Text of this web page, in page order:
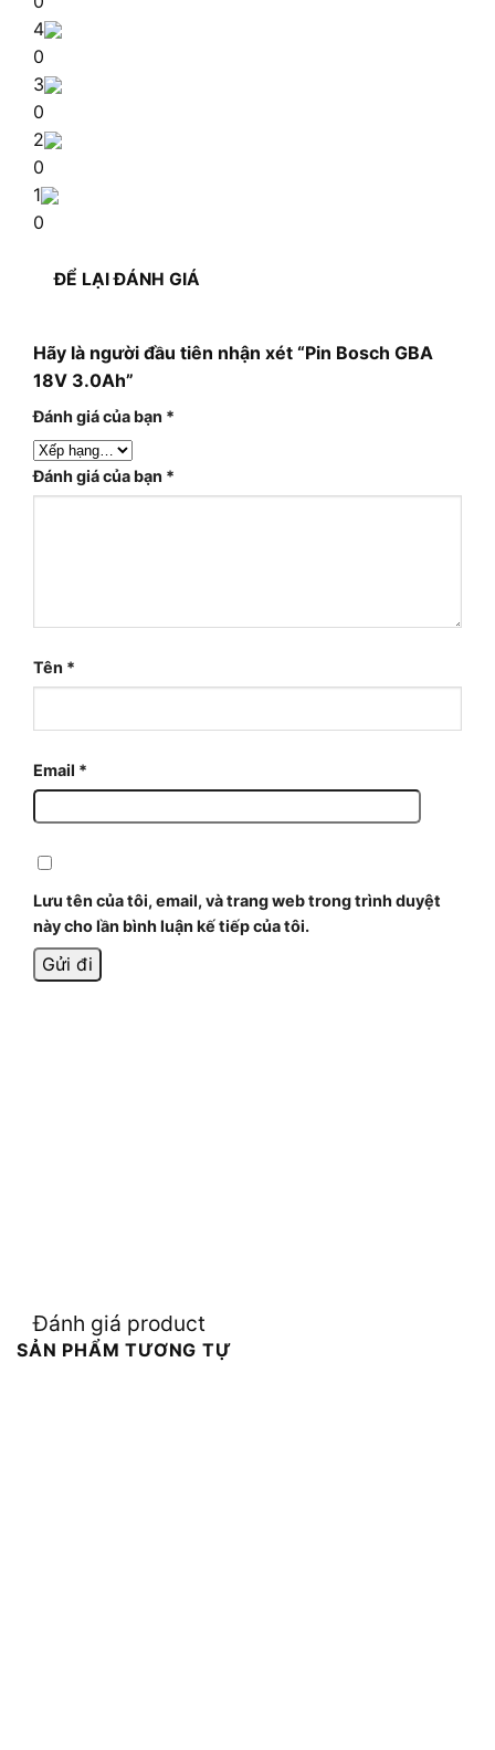
4
0
3
0
2
0
1
0
ĐỂ LẠI ĐÁNH GIÁ
Hãy là người đầu tiên nhận xét “Pin Bosch GBA
18V 3.0Ah”
Đánh giá của bạn *
Đánh giá của bạn *
Tên *
Email *
Lưu tên của tôi, email, và trang web trong trình duyệt
này cho lần bình luận kế tiếp của tôi.
Đánh giá product
SẢN PHẨM TƯƠNG TỰ